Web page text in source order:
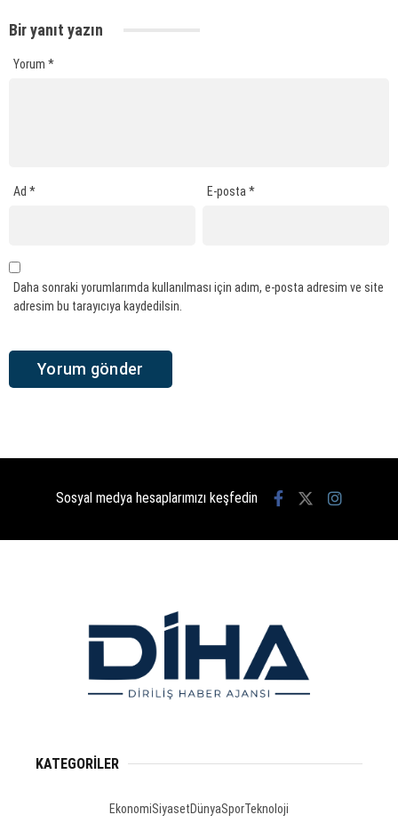
Bir yanıt yazın
Yorum *
Ad * E-posta*
Daha sonraki yorumlarımda kullanılması için adım, e-posta adresim ve site
adresim bu tarayıcıya kaydedilsin.
Sosyal medya hesaplarımızı keşfedin
KATEGORİLER
EkonomiSiyasetDünyaSporTeknoloji